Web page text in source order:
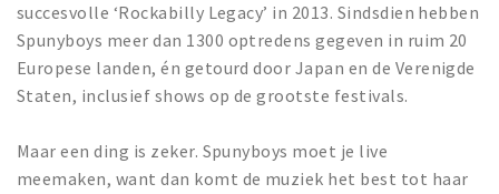
succesvolle ‘Rockabilly Legacy’ in 2013. Sindsdien hebben
Spunyboys meer dan 1300 optredens gegeven in ruim 20
Europese landen, én getourd door Japan en de Verenigde
Staten, inclusief shows op de grootste festivals.
Maar een ding is zeker. Spunyboys moet je live
meemaken, want dan komt de muziek het best tot haar